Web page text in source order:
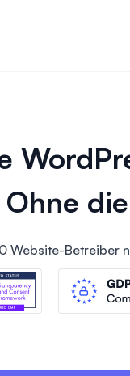
Ohne
Website-Betreiber